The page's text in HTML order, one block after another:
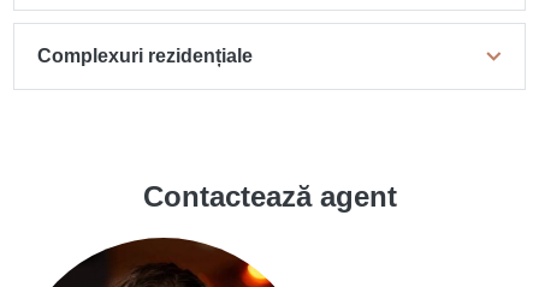
Complexuri rezidențiale
Contactează agent